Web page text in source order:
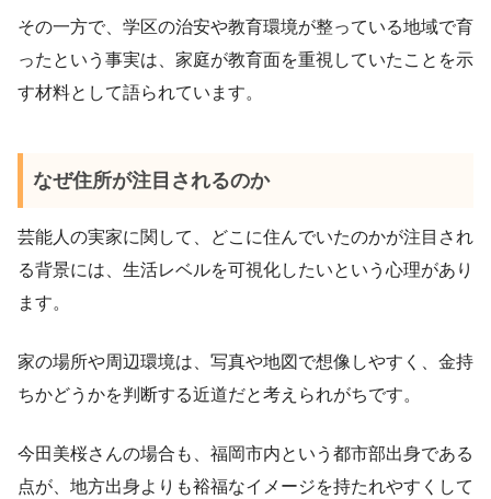
その一方で、学区の治安や教育環境が整っている地域で育
ったという事実は、家庭が教育面を重視していたことを示
す材料として語られています。
なぜ住所が注目されるのか
芸能人の実家に関して、どこに住んでいたのかが注目され
る背景には、生活レベルを可視化したいという心理があり
ます。
家の場所や周辺環境は、写真や地図で想像しやすく、金持
ちかどうかを判断する近道だと考えられがちです。
今田美桜さんの場合も、福岡市内という都市部出身である
点が、地方出身よりも裕福なイメージを持たれやすくして